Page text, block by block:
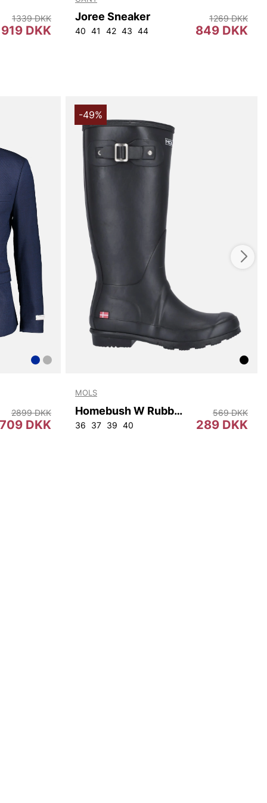
919 DKK
1339 DKK Joree Sneaker
40 41 42 43 44 849 DKK
1269 DKK
96 100 104 108
709 DKK
2899 DKK
-49%
MOLS
Homebush W Rubber Boot
36 37 39 40 289 DKK
569 DKK